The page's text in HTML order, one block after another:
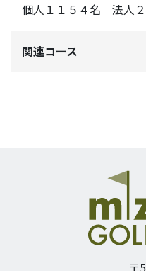
個人１１５４名 法人
関連コース
〒